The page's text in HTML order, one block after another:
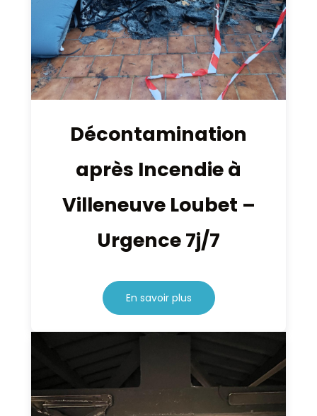
Décontamination
après Incendie à
Villeneuve Loubet –
Urgence 7j/7
En savoir plus